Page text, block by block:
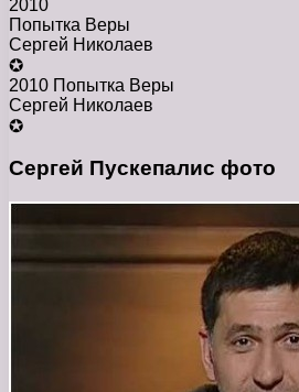
2010
Попытка Веры
Сергей Николаев
✪
2010 Попытка Веры
Сергей Николаев
✪
Сергей Пускепалис фото